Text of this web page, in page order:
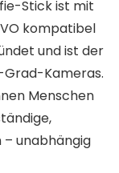
Stick ist mit
kompatibel
und ist der
Kameras.
Menschen
unabhängig